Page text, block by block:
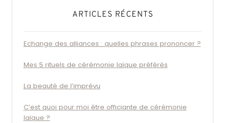
ARTICLES RÉCENTS
Echange des alliances : quelles phrases prononcer ?
Mes 5 rituels de cérémonie laïque préférés
La beauté de l’imprévu
C’est quoi pour moi être officiante de cérémonie
laïque ?